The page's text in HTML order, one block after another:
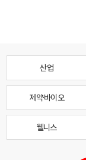
산업
제약·바이오
웰니스